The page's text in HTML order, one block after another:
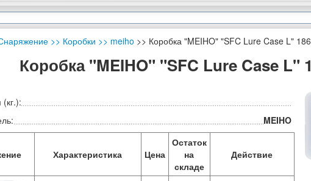
>> Коробки >> meiho >> Коробка "MEIHO" "SFC Lure Case L"
Коробка "MEIHO" "SFC Lure Case L"
MEIHO
Характеристика Цена
Остаток
на
складе
Действие